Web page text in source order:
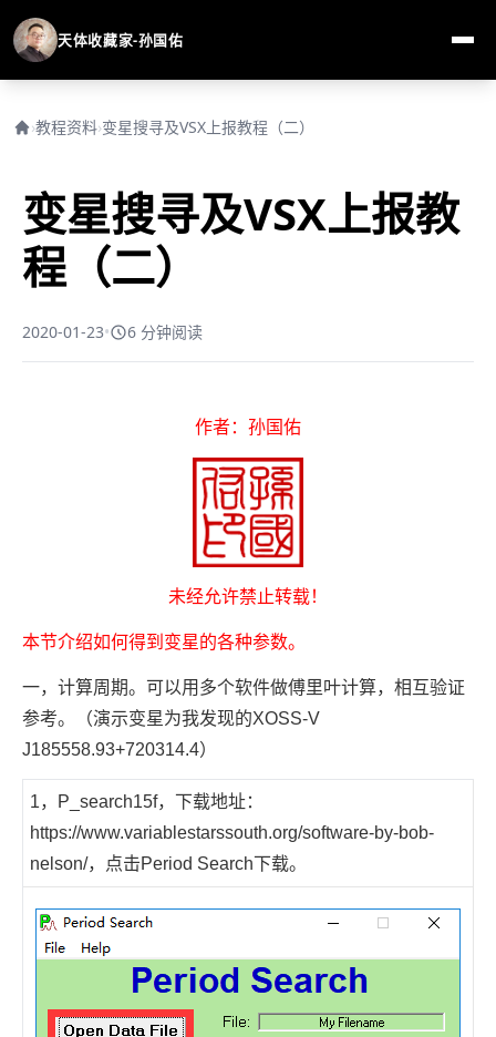
天体收藏家-孙国佑
›教程资料›变星搜寻及VSX上报教程（二）
变星搜寻及VSX上报教
程（二）
2020-01-23• 6 分钟阅读
作者：孙国佑
未经允许禁止转载！
本节介绍如何得到变星的各种参数。
一，计算周期。可以用多个软件做傅里叶计算，相互验证
参考。（演示变星为我发现的XOSS-V
J185558.93+720314.4）
1，P_search15f，下载地址：
https://www.variablestarssouth.org/software-by-bob-
nelson/，点击Period Search下载。